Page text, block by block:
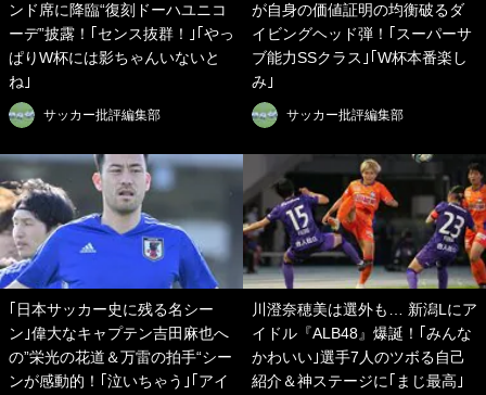
ンド席に降臨“復刻ドーハユニコ
ーデ”披露！｢センス抜群！｣｢やっ
ぱりW杯には影ちゃんいないと
ね｣
サッカー批評編集部
が自身の価値証明の均衡破るダ
イビングヘッド弾！｢スーパーサ
ブ能力SSクラス｣｢W杯本番楽し
み｣
サッカー批評編集部
｢日本サッカー史に残る名シー
ン｣偉大なキャプテン吉田麻也へ
の”栄光の花道＆万雷の拍手“シー
ンが感動的！｢泣いちゃう｣｢アイ
川澄奈穂美は選外も… 新潟Lにア
イドル『ALB48』爆誕！｢みんな
かわいい｣選手7人のツボる自己
紹介＆神ステージに｢まじ最高｣